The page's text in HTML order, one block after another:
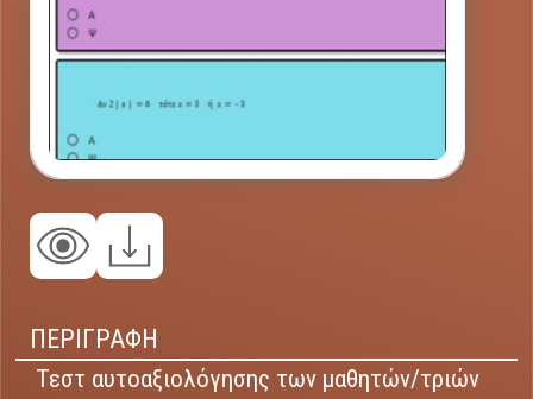
ΠΕΡΙΓΡΑΦΗ
Τεστ αυτοαξιολόγησης των μαθητών/τριών